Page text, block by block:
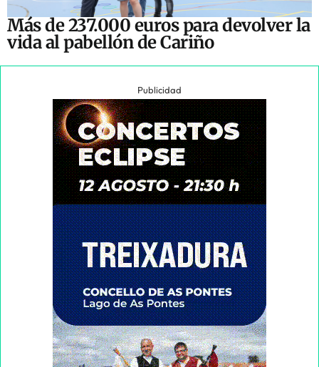
Más de 237.000 euros para devolver la
vida al pabellón de Cariño
Publicidad